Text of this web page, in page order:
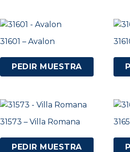
31601 – Avalon
PEDIR MUESTRA
31573 – Villa Romana
PEDIR MUESTRA